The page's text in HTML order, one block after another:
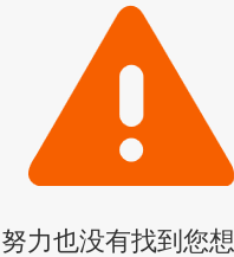
力也没有找到您